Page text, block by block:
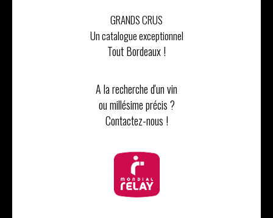
GRANDS CRUS
Un catalogue exceptionnel
Tout Bordeaux !
A la recherche d'un vin
ou millésime précis ?
Contactez-nous !